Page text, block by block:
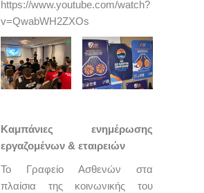
https://www.youtube.com/watch?
v=QwabWH2ZXOs
Καμπάνιες ενημέρωσης
εργαζομένων & εταιρειών
Το Γραφείο Ασθενών στα
πλαίσια της κοινωνικής του